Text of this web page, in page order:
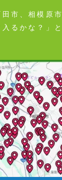
田市、相模原
入るかな？」